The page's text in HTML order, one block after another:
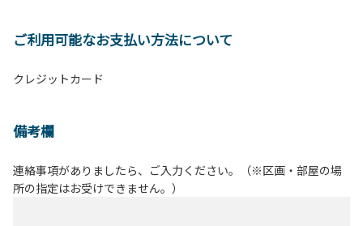
ご利用可能なお支払い方法について
クレジットカード
備考欄
連絡事項がありましたら、ご入力ください。（※区画・部屋の場
所の指定はお受けできません。）